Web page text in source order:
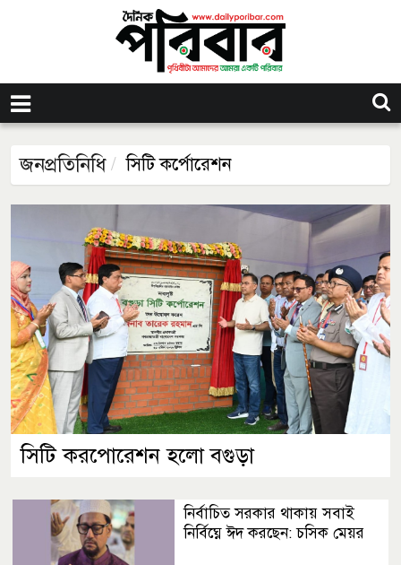
জনপ্রতিনিধি সিটি কর্পোরেশন
সিটি করপোরেশন হলো বগুড়া
নির্বাচিত সরকার থাকায় সবাই
নির্বিঘ্নে ঈদ করছেন: চসিক মেয়র